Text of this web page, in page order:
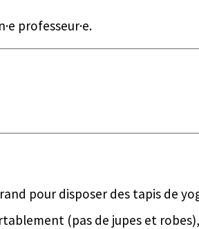
professeur·e.
pour disposer des tapis de
(pas de jupes et